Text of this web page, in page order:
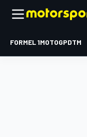
FORMEL 1MOTOGPDTM